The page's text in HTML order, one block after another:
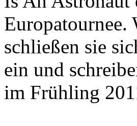
Europatournee.
schließen sie
ein und
im Frühling